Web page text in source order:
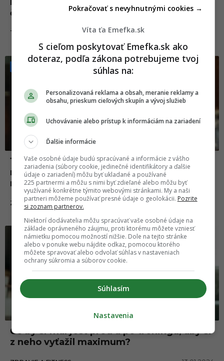
čo sa kedy oplatí zaradiť
TIPY A TRIKY
10 zvierat, ktoré sú medzi ľuďmi
najobľúbenejšie. Prečo odborník
neodporúča ako prvé zvieratko mačku?
ZVIERATÁ 05.02.2024
Čo by si mal jesť pred a po tréningu, aby si
z neho vyťažil maximum?
Víta ťa Emefka.sk
S cieľom poskytovať Emefka.sk ako
doteraz, podľa zákona potrebujeme tvoj
súhlas na:
Personalizovaná reklama a obsah, meranie reklamy a
obsahu, prieskum cieľových skupín a vývoj služieb
Uchovávanie alebo prístup k informáciám na zariadení
Ďalšie informácie
Vaše osobné údaje budú spracúvané a informácie z vášho
zariadenia (súbory cookie, jedinečné identifikátory a ďalšie
údaje o zariadení) môžu byť ukladané a používané
225 partnermi a môžu s nimi byť zdieľané alebo môžu byť
využívané konkrétne týmito webovými stránkami. My a naši
partneri môžeme používať presné údaje o geolokácii. Pozrite
si zoznam partnerov.
Niektorí dodávatelia môžu spracúvať vaše osobné údaje na
základe oprávneného záujmu, proti ktorému môžete vzniesť
námietku pomocou možností nižšie. Dole na tejto stránke
alebo v ponuke webu nájdite odkaz, pomocou ktorého
môžete spravovať alebo odvolať súhlas v nastaveniach
ochrany súkromia a súborov cookie.
Súhlasím
Pokračovať s nevyhnutnými cookies →
Nastavenia